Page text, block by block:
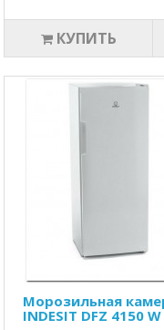
КУПИТЬ
Морозильная
INDESIT DFZ 4150 W